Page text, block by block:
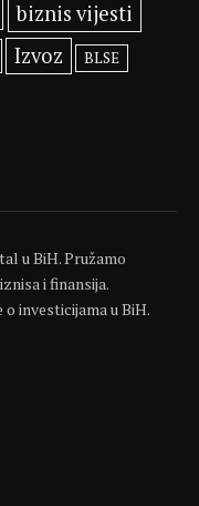
biznis vijesti
Izvoz BLSE
u BiH. Pružamo
i finansija.
investicijama u BiH.